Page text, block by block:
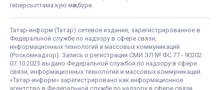
гиперсылтама кую мәҗбүри.
Татар-информ (Татар) сетевое издание, зарегистрированное в
Федеральной службе по надзору в сфере связи,
информационных технологий и массовых коммуникаций
(Роскомнадзор). Запись о регистрации СМИ ЭЛ № ФС 77 - 90202
07.10.2025 выдано Федеральной службой по надзору в сфере
связи, информационных технологий и массовых коммуникаций.
«Татар-информ» зарегистрировано как информационное
агентство в Федеральной службе по надзору в сфере связи,